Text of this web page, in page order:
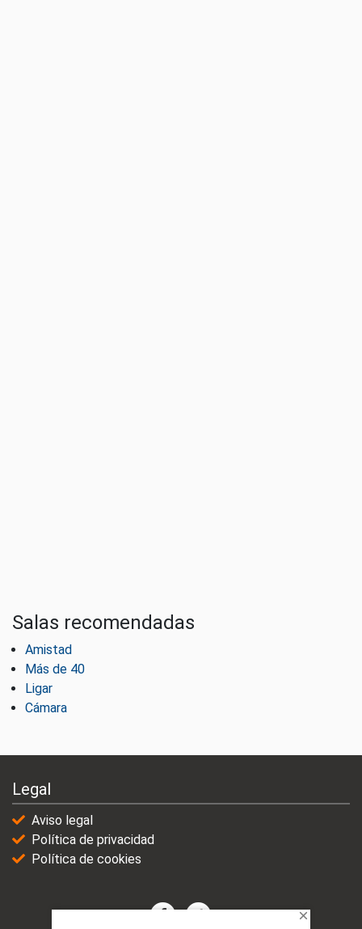
Salas recomendadas
Amistad
Más de 40
Ligar
Cámara
Legal
Aviso legal
Política de privacidad
Política de cookies